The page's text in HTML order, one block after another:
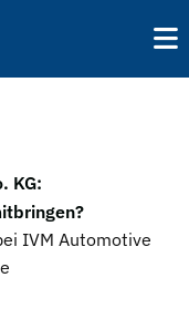
KG:
IVM Automotive